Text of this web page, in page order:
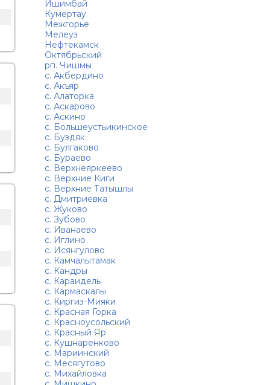
Ишимбай
Кумертау
Межгорье
Мелеуз
Нефтекамск
Октябрьский
рп. Чишмы
с. Акбердино
с. Акъяр
с. Алаторка
с. Аскарово
с. Аскино
с. Большеустьикинское
с. Буздяк
с. Булгаково
с. Бураево
с. Верхнеяркеево
с. Верхние Киги
с. Верхние Татышлы
с. Дмитриевка
с. Жуково
с. Зубово
с. Иванаево
с. Иглино
с. Исянгулово
с. Камчалытамак
с. Кандры
с. Караидель
с. Кармаскалы
с. Киргиз-Мияки
с. Красная Горка
с. Красноусольский
с. Красный Яр
с. Кушнаренково
с. Мариинский
с. Месягутово
с. Михайловка